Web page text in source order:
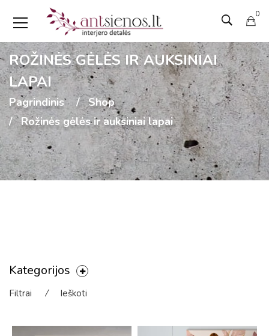
0
ROŽINĖS GĖLĖS IR AUKSINIAI
LAPAI
Pagrindinis
Shop
Rožinės gėlės ir auksiniai lapai
Kategorijos
Filtrai ⁄ Ieškoti